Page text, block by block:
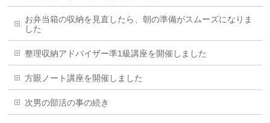
お弁当箱の収納を見直したら、朝の準備がスムーズになりま
した
整理収納アドバイザー準1級講座を開催しました
方眼ノート講座を開催しました
次男の部活の事の続き